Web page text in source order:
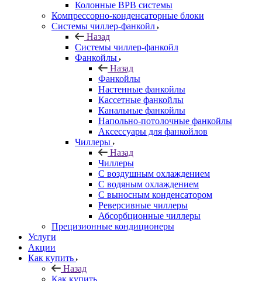
Колонные ВРВ системы
Компрессорно-конденсаторные блоки
Системы чиллер-фанкойл
Назад
Системы чиллер-фанкойл
Фанкойлы
Назад
Фанкойлы
Настенные фанкойлы
Кассетные фанкойлы
Канальные фанкойлы
Напольно-потолочные фанкойлы
Аксессуары для фанкойлов
Чиллеры
Назад
Чиллеры
С воздушным охлаждением
С водяным охлаждением
С выносным конденсатором
Реверсивные чиллеры
Абсорбционные чиллеры
Прецизионные кондиционеры
Услуги
Акции
Как купить
Назад
Как купить